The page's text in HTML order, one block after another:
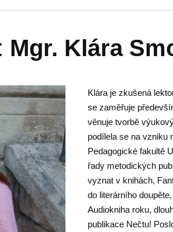
Mgr. Klára
Klára je zkušená
se zaměřuje
věnuje tvorbě
podílela se na vzniku
Pedagogické fakultě
řady metodických
vyznat v knihách,
do literárního
Audiokniha roku,
publikace Nečtu!